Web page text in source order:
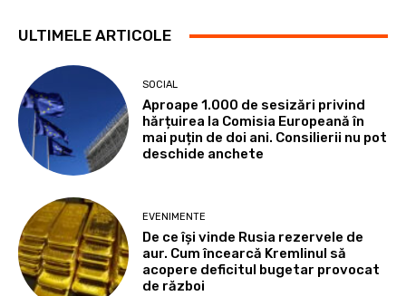
ULTIMELE ARTICOLE
SOCIAL
Aproape 1.000 de sesizări privind
hărțuirea la Comisia Europeană în
mai puțin de doi ani. Consilierii nu pot
deschide anchete
EVENIMENTE
De ce își vinde Rusia rezervele de
aur. Cum încearcă Kremlinul să
acopere deficitul bugetar provocat
de război